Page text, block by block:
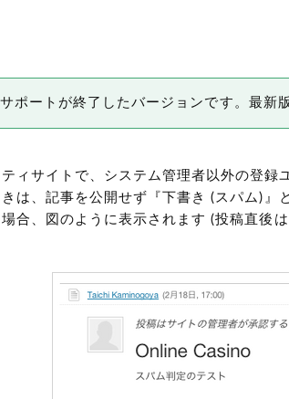
ポートが終了したバージョンです。最新
ィサイトで、システム管理者以外の登録
は、記事を公開せず『下書き(スパム) 』
合、図のように表示されます(投稿直後